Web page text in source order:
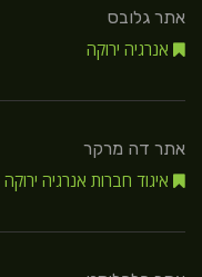
אתר גלובס
אנרגיה ירוקה
אתר דה מרקר
איגוד חברות אנרגיה ירוקה